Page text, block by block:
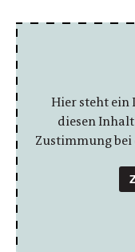
Hier steht ein
diesen
Zustimmung